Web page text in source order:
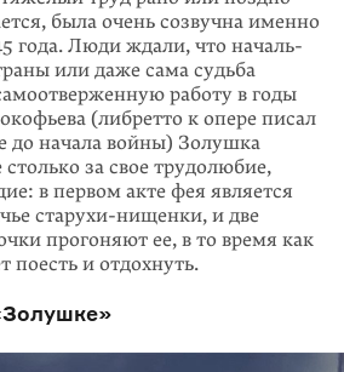
была очень созвучна именно
года. Люди ждали, что началь­
или даже сама судьба
работу в годы
(либретто к опере писал
до начала войны) Золушка
за свое трудолюбие,
в первом акте фея является
старухи-нищенки, и две
про­гоняют ее, в то время как
поесть и отдохнуть.